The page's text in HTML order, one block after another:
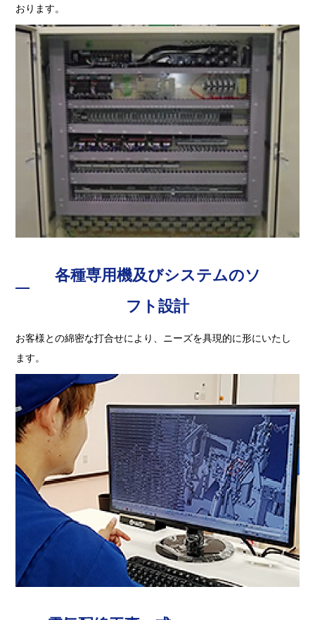
おります。
各種専用機及びシステムのソ
フト設計
お客様との綿密な打合せにより、ニーズを具現的に形にいたし
ます。